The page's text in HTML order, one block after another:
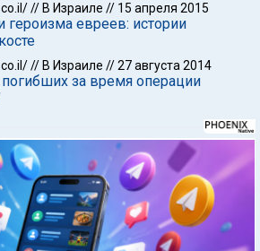
// В Израиле // 15 апреля 2015
евреев: истории
// В Израиле //27 августа 2014
за время операции